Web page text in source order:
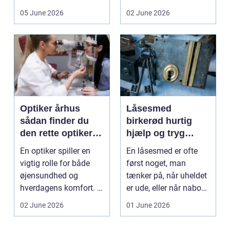
arbejdsgange ét sted. I
05 June 2026
mest alsidige valg til
02 June 2026
Optiker århus
sådan finder du
den rette optiker i
byen
En optiker spiller en
vigtig rolle for både
øjensundhed og
hverdagens komfort. I
en by som Aarhus, h...
02 June 2026
Låsesmed
birkerød hurtig
hjælp og tryg
sikring af hjem og
virksomhed
En låsesmed er ofte
først noget, man
tænker på, når uheldet
er ude, eller når naboen
har haft indbru...
01 June 2026